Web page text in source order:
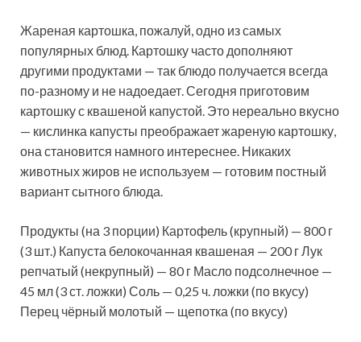
Жареная картошка, пожалуй, одно из самых
популярных блюд. Картошку часто дополняют
другими продуктами — так блюдо получается всегда
по-разному и не надоедает. Сегодня приготовим
картошку с квашеной капустой. Это нереально вкусно
— кислинка капусты преображает жареную картошку,
она становится намного интереснее. Никаких
животных жиров не используем — готовим постный
вариант сытного блюда.
Продукты (на 3 порции) Картофель (крупный) — 800 г
(3 шт.) Капуста белокочанная квашеная — 200 г Лук
репчатый (некрупный) — 80 г Масло подсолнечное —
45 мл (3 ст. ложки) Соль — 0,25 ч. ложки (по вкусу)
Перец чёрный молотый — щепотка (по вкусу)